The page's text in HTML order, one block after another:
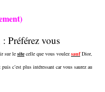
Préférez vous
sur le site celle que vous voulez saufDior,
c’est plus intéressant car vous saurez au